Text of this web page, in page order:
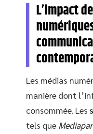
L’impact
Les médias
manière dont
consommée. Les
tels que